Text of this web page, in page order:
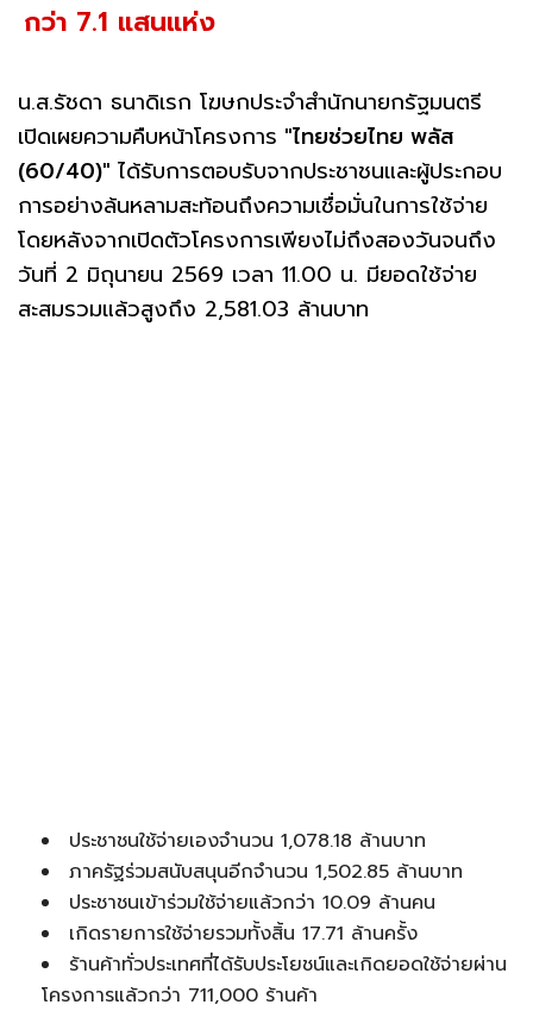
กว่า 7.1 แสนแห่ง
น.ส.รัชดา ธนาดิเรก โฆษกประจำสำนักนายกรัฐมนตรี
เปิดเผยความคืบหน้าโครงการ "ไทยช่วยไทย พลัส
(60/40)" ได้รับการตอบรับจากประชาชนและผู้ประกอบ
การอย่างล้นหลามสะท้อนถึงความเชื่อมั่นในการใช้จ่าย
โดยหลังจากเปิดตัวโครงการเพียงไม่ถึงสองวันจนถึง
วันที่ 2 มิถุนายน 2569 เวลา 11.00 น. มียอดใช้จ่าย
สะสมรวมแล้วสูงถึง 2,581.03 ล้านบาท
ประชาชนใช้จ่ายเองจำนวน 1,078.18 ล้านบาท
ภาครัฐร่วมสนับสนุนอีกจำนวน 1,502.85 ล้านบาท
ประชาชนเข้าร่วมใช้จ่ายแล้วกว่า 10.09 ล้านคน
เกิดรายการใช้จ่ายรวมทั้งสิ้น 17.71 ล้านครั้ง
ร้านค้าทั่วประเทศที่ได้รับประโยชน์และเกิดยอดใช้จ่ายผ่าน
โครงการแล้วกว่า 711,000 ร้านค้า